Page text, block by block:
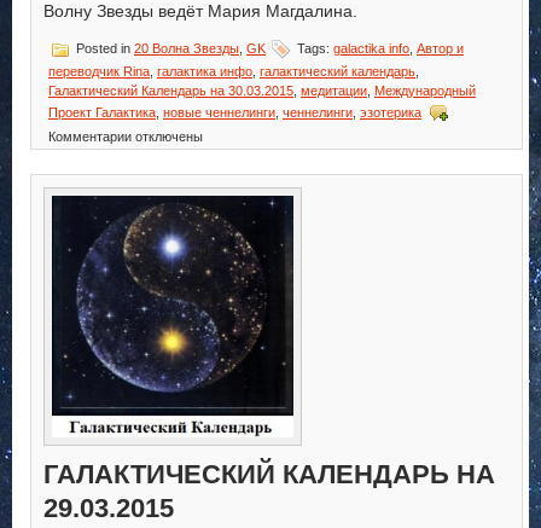
Волну Звезды ведёт Мария Магдалина.
Posted in 20 Волна Звезды GK Tags: galactika info Автор и
переводчик Rina галактика инфо галактический календарь
Галактический Календарь на 30.03.2015 медитации Международный
Проект Галактика новые ченнелинги ченнелинги эзотерика
Комментариик
записи
Галактический
Календарь
на
30.03.2015
отключены
ГАЛАКТИЧЕСКИЙ КАЛЕНДАРЬ НА
29.03.2015